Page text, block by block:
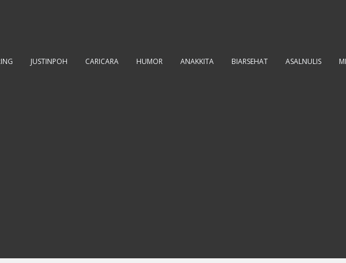
JUSTINPOH CARICARA HUMOR ANAKKITA BIARSEHAT ASALNULIS